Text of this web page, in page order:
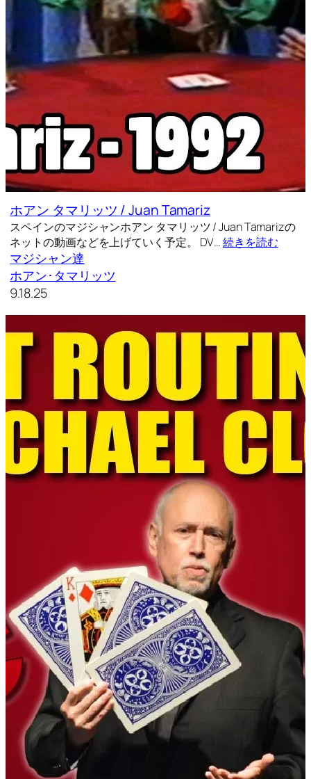
ホアン タマリッツ / Juan Tamariz
スペインのマジシャンホアン タマリッツ / Juan Tamarizの
ネットの動画などを上げていく予定。 DV…続きを読む
マジシャン達
ホアン･タマリッツ
9.18.25